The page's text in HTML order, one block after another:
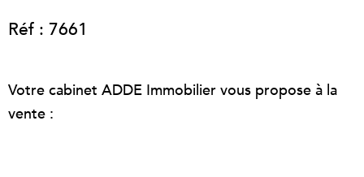
Réf : 7661
Votre cabinet ADDE Immobilier vous propose à la
vente :